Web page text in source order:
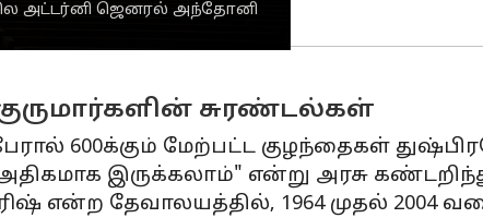
அட்டர்னி ஜெனரல் அந்தோனி
சுரண்டல்கள்
600க்கும் மேற்பட்ட குழந்தைகள்
இருக்கலாம்" என்று அரசு
என்ற தேவாலயத்தில், 1964 முதல் 2004